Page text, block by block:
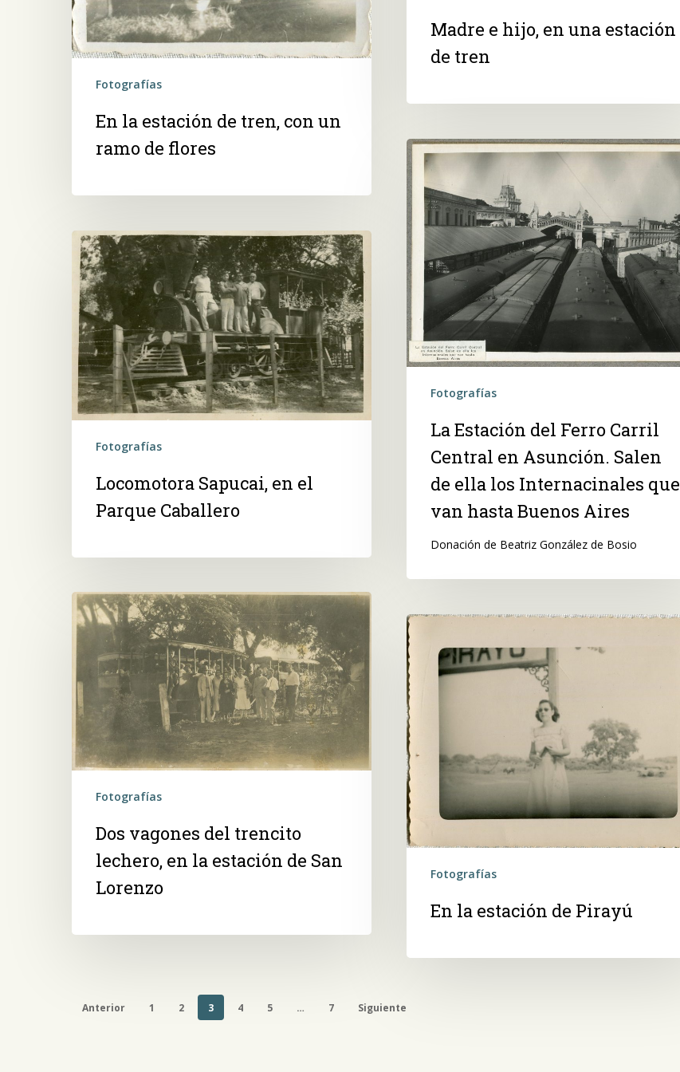
Madre e hijo, en una estación
de tren
Fotografías
En la estación de tren, con un
ramo de flores
La
Estación
del
Ferro
Carril
Central
en
Asunción.
Salen
de
ella
Internacinales
hasta
Buenos
Fotografías
La Estación del Ferro Carril
Central en Asunción. Salen
de ella los Internacinales que
van hasta Buenos Aires
Donación de Beatriz González de Bosio
Locomotora
Sapucai,
en
el
Parque
Caballero
Fotografías
Locomotora Sapucai, en el
Parque Caballero
Dos
vagones
trencito
lechero,
en
estación
de
Fotografías
Dos vagones del trencito
lechero, en la estación de San
Lorenzo
En
la
estación
de
Pirayú
Fotografías
En la estación de Pirayú
Anterior 1 2 3 4 5 … 7 Siguiente